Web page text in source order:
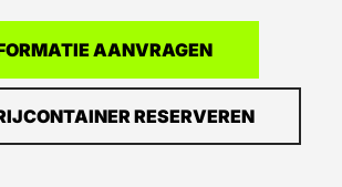
AANVRAGEN
RESERVEREN